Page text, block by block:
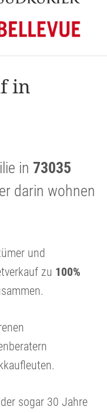
in
in 73035
darin wohnen
und
zu 100%
sogar 30 Jahre